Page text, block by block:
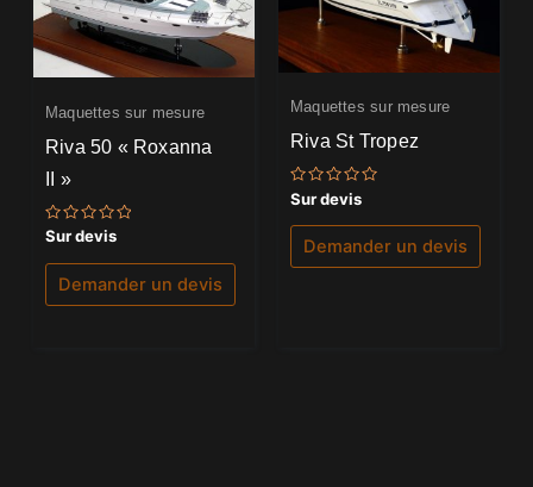
Maquettes sur mesure
Riva 50 « Roxanna
II »
Note
0
sur
Sur devis
Demander un devis
Maquettes sur mesure
Riva St Tropez
Note
0
sur
Sur devis
Demander un devis